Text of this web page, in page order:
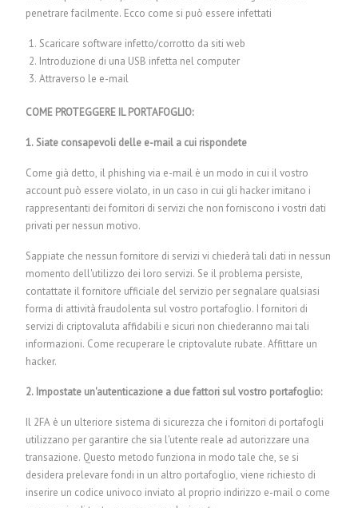
penetrare facilmente. Ecco come si può essere infettati
Scaricare software infetto/corrotto da siti web
Introduzione di una USB infetta nel computer
Attraverso le e-mail
COME PROTEGGERE IL PORTAFOGLIO:
1. Siate consapevoli delle e-mail a cui rispondete
Come già detto, il phishing via e-mail è un modo in cui il vostro
account può essere violato, in un caso in cui gli hacker imitano i
rappresentanti dei fornitori di servizi che non forniscono i vostri dati
privati per nessun motivo.
Sappiate che nessun fornitore di servizi vi chiederà tali dati in nessun
momento dell'utilizzo dei loro servizi. Se il problema persiste,
contattate il fornitore ufficiale del servizio per segnalare qualsiasi
forma di attività fraudolenta sul vostro portafoglio. I fornitori di
servizi di criptovaluta affidabili e sicuri non chiederanno mai tali
informazioni. Come recuperare le criptovalute rubate.Affittare un
hacker.
2. Impostate un'autenticazione a due fattori sul vostro portafoglio:
Il 2FA è un ulteriore sistema di sicurezza che i fornitori di portafogli
utilizzano per garantire che sia l'utente reale ad autorizzare una
transazione. Questo metodo funziona in modo tale che, se si
desidera prelevare fondi in un altro portafoglio, viene richiesto di
inserire un codice univoco inviato al proprio indirizzo e-mail o come